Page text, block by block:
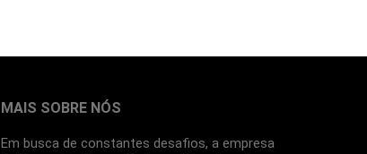
MAIS SOBRE NÓS
Em busca de constantes desafios, a empresa